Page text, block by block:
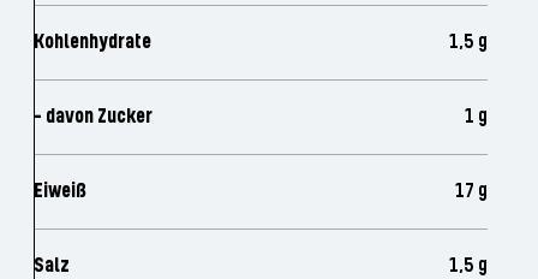
Kohlenhydrate 1,5 g
- davon Zucker 1 g
Eiweiß 17 g
Salz 1,5 g